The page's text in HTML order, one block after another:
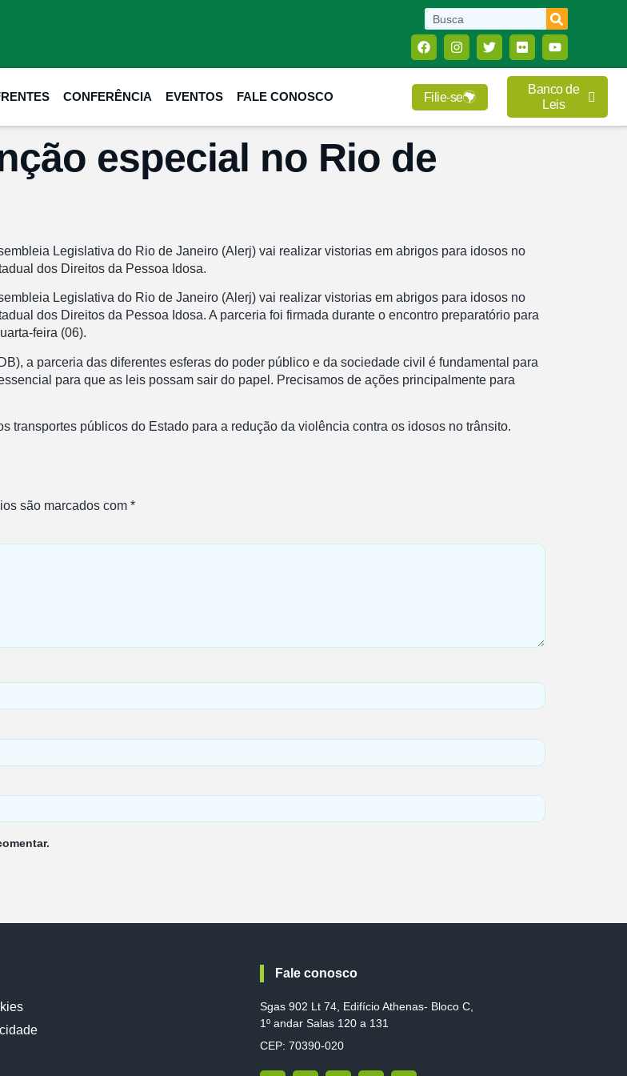
CONFERÊNCIA EVENTOS FALE CONOSCO Filie-se
Banco de
Leis
especial no Rio de
Legislativa do Rio de Janeiro (Alerj) vai realizar vistorias em abrigos para idosos no
dos Direitos da Pessoa Idosa.
Legislativa do Rio de Janeiro (Alerj) vai realizar vistorias em abrigos para idosos no
dos Direitos da Pessoa Idosa. A parceria foi firmada durante o encontro preparatório para
feira (06).
a parceria das diferentes esferas do poder público e da sociedade civil é fundamental para
para que as leis possam sair do papel. Precisamos de ações principalmente para
transportes públicos do Estado para a redução da violência contra os idosos no trânsito.
são marcados com *
Fale conosco
Sgas 902 Lt 74, Edifício Athenas- Bloco C,
1º andar Salas 120 a 131
CEP: 70390-020